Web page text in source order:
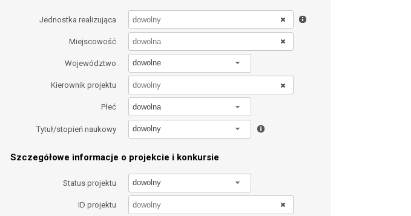
Jednostka realizująca
Miejscowość
Województwo dowolne
Kierownik projektu
Płeć dowolna
Tytuł/stopień naukowy dowolny
Szczegółowe informacje o projekcie i konkursie
Status projektu dowolny
ID projektu